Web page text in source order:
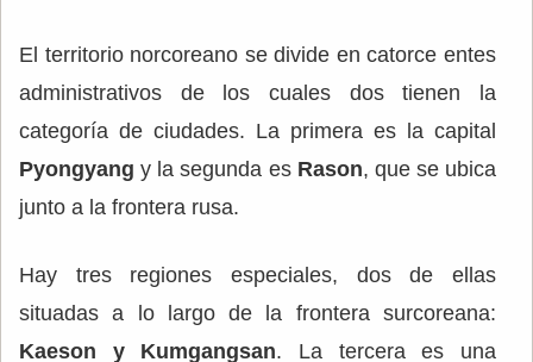
El territorio norcoreano se divide en catorce entes
administrativos de los cuales dos tienen la
categoría de ciudades. La primera es la capital
Pyongyang y la segunda es Rason, que se ubica
junto a la frontera rusa.
Hay tres regiones especiales, dos de ellas
situadas a lo largo de la frontera surcoreana:
Kaeson y Kumgangsan. La tercera es una